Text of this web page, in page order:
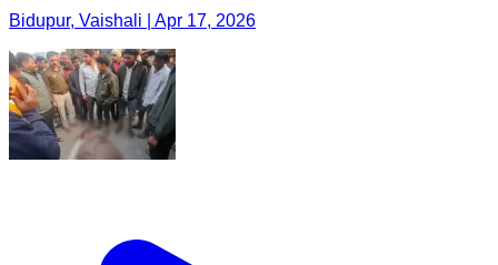
Bidupur, Vaishali | Apr 17, 2026